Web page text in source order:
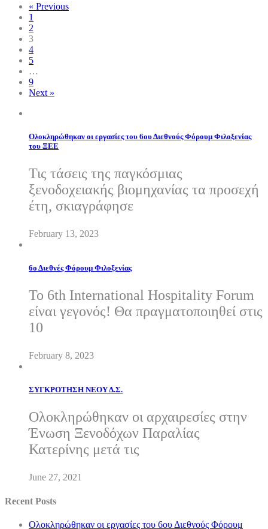
« Previous
1
2
3
4
5
…
9
Next »
Ολοκληρώθηκαν οι εργασίες του 6ου Διεθνούς Φόρουμ Φιλοξενίας
του ΞΕΕ
Τις τάσεις της παγκόσμιας
ξενοδοχειακής βιομηχανίας τα προσεχή
έτη, σκιαγράφησε
February 13, 2023
6ο Διεθνές Φόρουμ Φιλοξενίας
Το 6th International Hospitality Forum
είναι γεγονός! Θα πραγματοποιηθεί στις
10
February 8, 2023
ΣΥΓΚΡΟΤΗΣΗ ΝΕΟΥ Δ.Σ.
Oλοκληρώθηκαν οι αρχαιρεσίες στην
Ένωση Ξενοδόχων Παραλίας
Κατερίνης μετά τις
June 27, 2021
Recent Posts
Ολοκληρώθηκαν οι εργασίες του 6ου Διεθνούς Φόρουμ